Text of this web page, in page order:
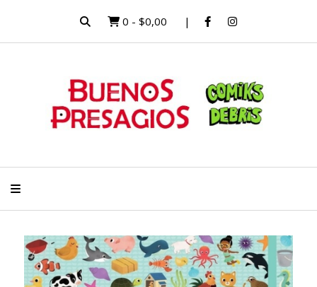
0 - $0,00